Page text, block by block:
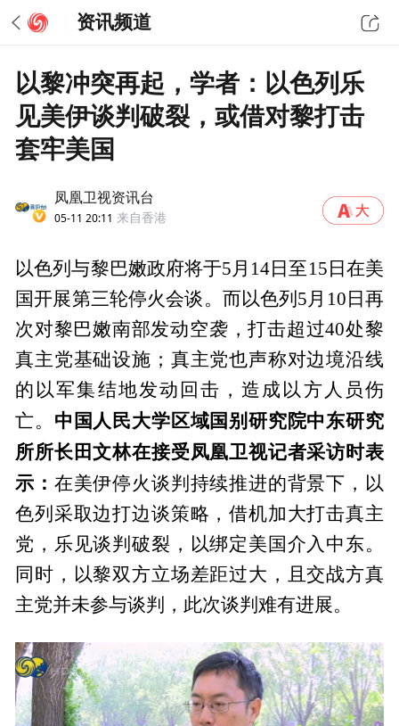
资讯频道
以黎冲突再起，学者：以色列乐
见美伊谈判破裂，或借对黎打击
套牢美国
凤凰卫视资讯台
05-11 20:11 来自香港
以色列与黎巴嫩政府将于5月14日至15日在美
国开展第三轮停火会谈。而以色列5月10日再
次对黎巴嫩南部发动空袭，打击超过40处黎
真主党基础设施；真主党也声称对边境沿线
的以军集结地发动回击，造成以方人员伤
亡。 中国人民大学区域国别研究院中东研究
所所长田文林在接受凤凰卫视记者采访时表
示： 在美伊停火谈判持续推进的背景下，以
色列采取边打边谈策略，借机加大打击真主
党，乐见谈判破裂，以绑定美国介入中东。
同时，以黎双方立场差距过大，且交战方真
主党并未参与谈判，此次谈判难有进展。